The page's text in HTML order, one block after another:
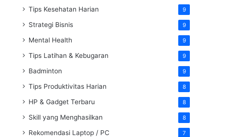
Tips Kesehatan Harian 9
Strategi Bisnis 9
Mental Health 9
Tips Latihan & Kebugaran 9
Badminton 9
Tips Produktivitas Harian 8
HP & Gadget Terbaru 8
Skill yang Menghasilkan 8
Rekomendasi Laptop / PC 7